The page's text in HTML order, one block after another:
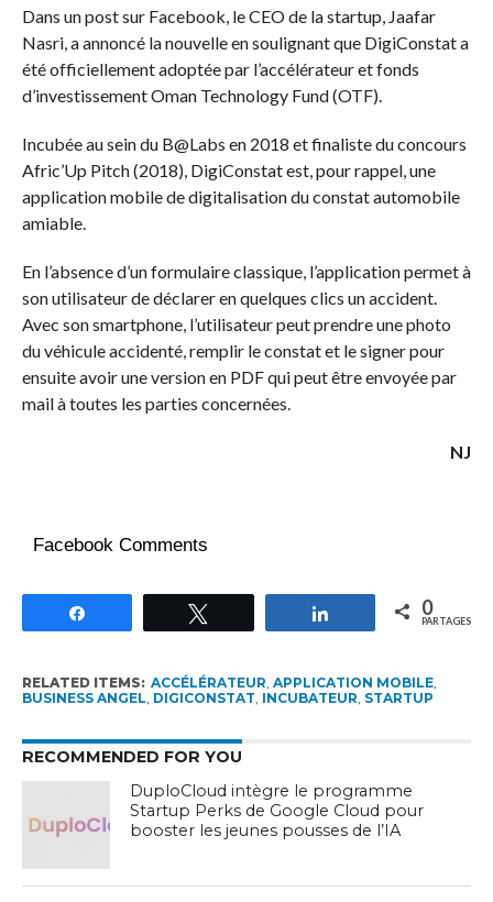
Dans un post sur Facebook, le CEO de la startup, Jaafar
Nasri, a annoncé la nouvelle en soulignant que DigiConstat a
été officiellement adoptée par l’accélérateur et fonds
d’investissement Oman Technology Fund (OTF).
Incubée au sein du B@Labs en 2018 et finaliste du concours
Afric’Up Pitch (2018), DigiConstat est, pour rappel, une
application mobile de digitalisation du constat automobile
amiable.
En l’absence d’un formulaire classique, l’application permet à
son utilisateur de déclarer en quelques clics un accident.
Avec son smartphone, l’utilisateur peut prendre une photo
du véhicule accidenté, remplir le constat et le signer pour
ensuite avoir une version en PDF qui peut être envoyée par
mail à toutes les parties concernées.
NJ
Facebook Comments
Partagez 0
PARTAGES
RELATED ITEMS: ACCÉLÉRATEUR, APPLICATION MOBILE,
BUSINESS ANGEL, DIGICONSTAT, INCUBATEUR, STARTUP
RECOMMENDED FOR YOU
DuploCloud intègre le programme
Startup Perks de Google Cloud pour
booster les jeunes pousses de l’IA